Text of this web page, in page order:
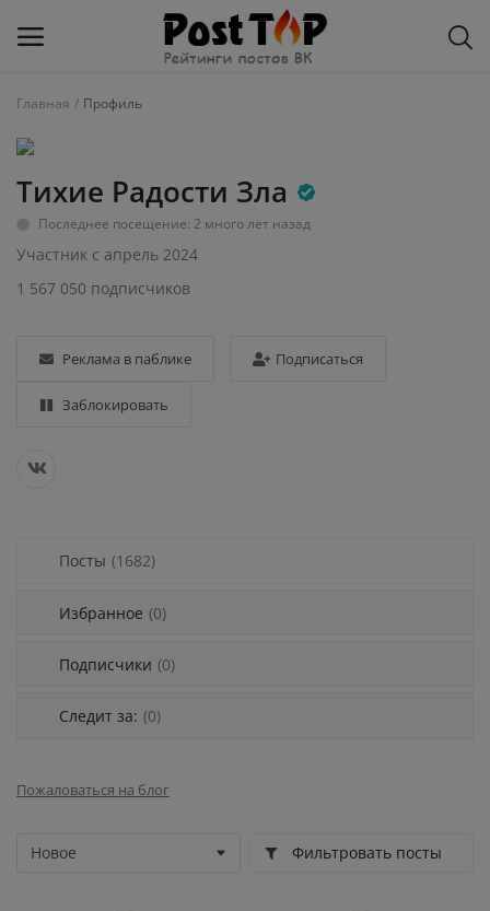
Добавить
Избранное
О рейтинге
Статьи, обзоры
Главная Профиль
Тихие Радости Зла
Последнее посещение: 2 много лет назад
Участник с апрель 2024
1 567 050 подписчиков
Реклама в паблике Подписаться
Заблокировать
Посты (1682)
Избранное (0)
Подписчики (0)
Следит за: (0)
Пожаловаться на блог
Фильтровать посты